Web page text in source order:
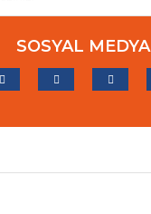
SOSYAL MEDYA